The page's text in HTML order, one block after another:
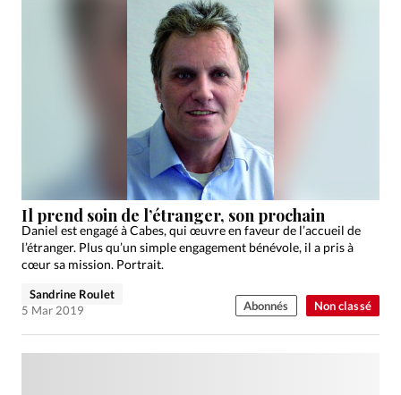
Non classé
Il prend soin de l’étranger, son prochain
Daniel est engagé à Cabes, qui œuvre en faveur de l’accueil de
l’étranger. Plus qu’un simple engagement bénévole, il a pris à
cœur sa mission. Portrait.
Sandrine Roulet
5 Mar 2019
Abonnés